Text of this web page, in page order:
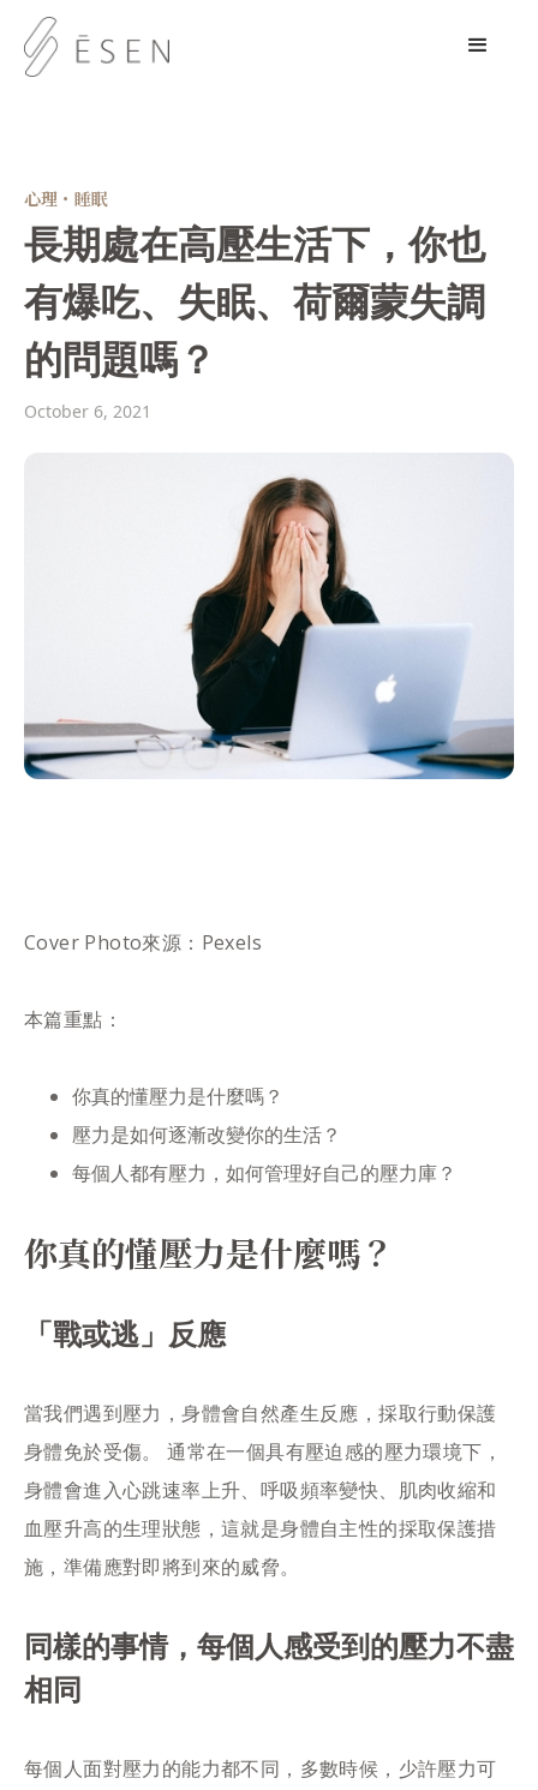
心理・睡眠
長期處在高壓生活下，你也
有爆吃、失眠、荷爾蒙失調
的問題嗎？
October 6, 2021
Cover Photo來源：Pexels
本篇重點：
你真的懂壓力是什麼嗎？
壓力是如何逐漸改變你的生活？
每個人都有壓力，如何管理好自己的壓力庫？
你真的懂壓力是什麼嗎？
「戰或逃」反應
當我們遇到壓力，身體會自然產生反應，採取行動保護
身體免於受傷。 通常在一個具有壓迫感的壓力環境下，
身體會進入心跳速率上升、呼吸頻率變快、肌肉收縮和
血壓升高的生理狀態，這就是身體自主性的採取保護措
施，準備應對即將到來的威脅。
同樣的事情，每個人感受到的壓力不盡
相同
每個人面對壓力的能力都不同，多數時候，少許壓力可